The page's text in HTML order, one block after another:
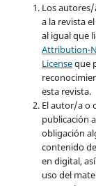
Los
a la revista
al igual que
Attribution-
Licenseque
esta revista.
El autor/a o
publicación
obligación
contenido
en digital,
uso del